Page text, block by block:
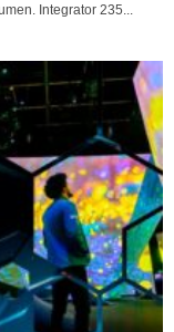
Integrator 235...